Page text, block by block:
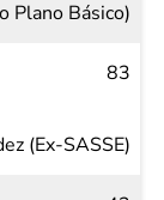
Plano Básico)
83
(Ex-SASSE)